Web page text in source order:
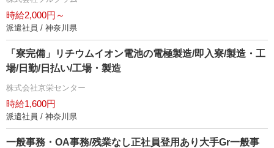
時給2,000円～
派遣社員 / 神奈川県
「寮完備」リチウムイオン電池の電極製造/即入寮/製造・工
場/日勤/日払い/工場・製造
株式会社京栄センター
時給1,600円
派遣社員 / 神奈川県
一般事務・OA事務/残業なし正社員登用あり大手Gr一般事